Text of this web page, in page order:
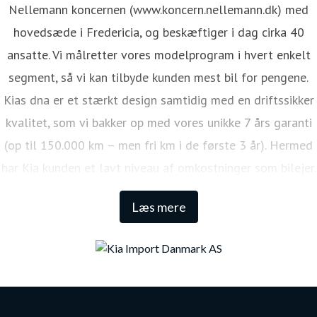
Læs mere
Nellemann koncernen (www.koncern.nellemann.dk) med
hovedsæde i Fredericia, og beskæftiger i dag cirka 40
ansatte. Vi målretter vores modelprogram i hvert enkelt
segment, så vi kan tilbyde kunden mest bil for pengene.
Kias dna er et stærkt design samtidig med en driftssikker
kvalitet, som vi bakker op med vores unikke 7 års garanti
(op til 150.000 km – men fri km i de første 3 år). Hermed
har Kia kunden et lavt niveau af omkostninger som bilejer.
Den lange garanti sikrer samtidig én af de højeste
restværdier i markedet.